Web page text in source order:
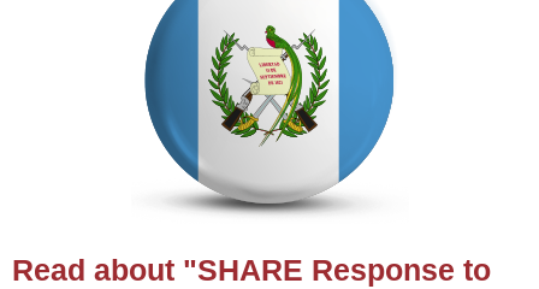
Read about "SHARE Response to